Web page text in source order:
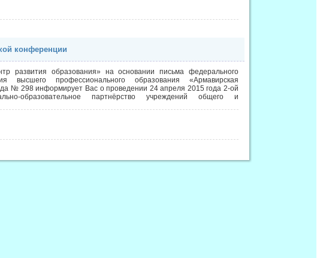
конференции
развития образования» на основании письма федерального
высшего профессионального образования «Армавирская
№ 298 информирует Вас о проведении 24 апреля 2015 года 2-ой
образовательное партнёрство учреждений общего и